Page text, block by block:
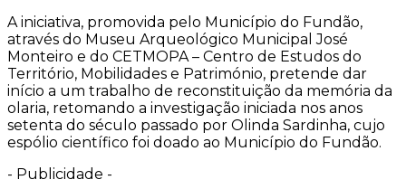
A iniciativa, promovida pelo Município do Fundão,
através do Museu Arqueológico Municipal José
Monteiro e do CETMOPA – Centro de Estudos do
Território, Mobilidades e Património, pretende dar
início a um trabalho de reconstituição da memória da
olaria, retomando a investigação iniciada nos anos
setenta do século passado por Olinda Sardinha, cujo
espólio científico foi doado ao Município do Fundão.
- Publicidade -